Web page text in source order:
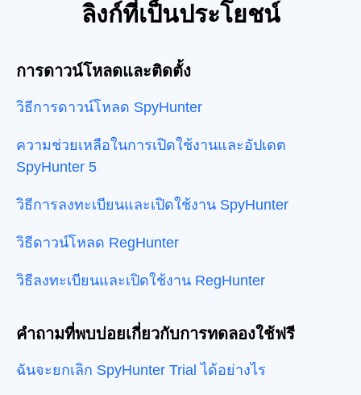
ลิงก์ที่เป็นประโยชน์
การดาวน์โหลดและติดตั้ง
วิธีการดาวน์โหลด SpyHunter
ความช่วยเหลือในการเปิดใช้งานและอัปเดต
SpyHunter 5
วิธีการลงทะเบียนและเปิดใช้งาน SpyHunter
วิธีดาวน์โหลด RegHunter
วิธีลงทะเบียนและเปิดใช้งาน RegHunter
คำถามที่พบบ่อยเกี่ยวกับการทดลองใช้ฟรี
ฉันจะยกเลิก SpyHunter Trial ได้อย่างไร